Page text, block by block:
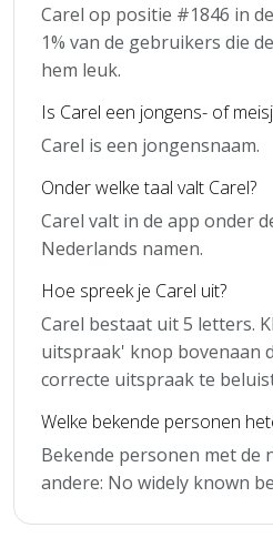
Carel op positie #1846 in
1% van de gebruikers die
hem leuk.
Is Carel een jongens- of
Carel is een jongensnaam.
Onder welke taal valt Carel?
Carel valt in de app onder
Nederlands namen.
Hoe spreek je Carel uit?
Carel bestaat uit 5 letters.
uitspraak' knop bovenaan
correcte uitspraak te
Welke bekende personen
Bekende personen met de
andere: No widely known